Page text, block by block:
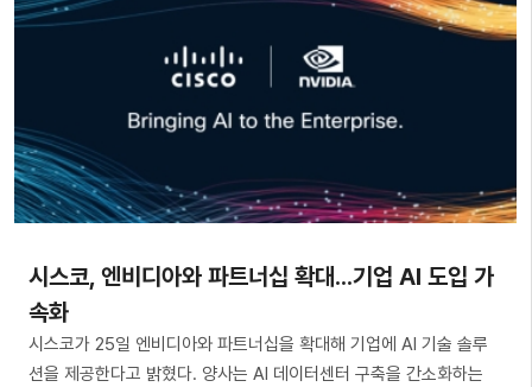
시스코, 엔비디아와 파트너십 확대...기업 AI 도입 가
속화
시스코가 25일 엔비디아와 파트너십을 확대해 기업에 AI 기술 솔루
션을 제공한다고 밝혔다. 양사는 AI 데이터센터 구축을 간소화하는